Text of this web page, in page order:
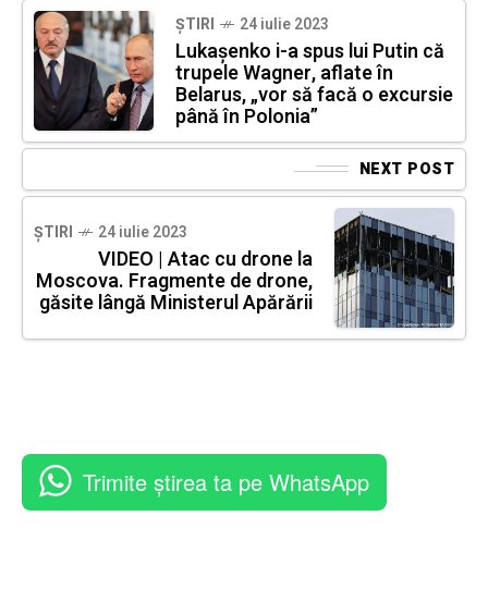
ȘTIRI 24 iulie 2023
Lukașenko i-a spus lui Putin că
trupele Wagner, aflate în
Belarus, „vor să facă o excursie
până în Polonia”
NEXT POST
ȘTIRI 24 iulie 2023
VIDEO | Atac cu drone la
Moscova. Fragmente de drone,
găsite lângă Ministerul Apărării
Trimite știrea ta pe WhatsApp